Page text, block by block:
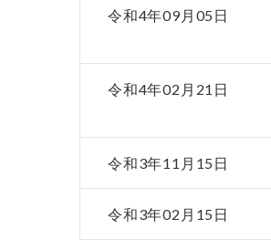
令和4年09月05日
令和4年02月21日
令和3年11月15日
令和3年02月15日